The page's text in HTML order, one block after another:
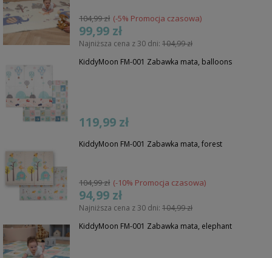
104,99 zł (-5% Promocja czasowa)
99,99 zł
Najniższa cena z 30 dni: 104,99 zł
KiddyMoon FM-001 Zabawka mata, balloons
119,99 zł
KiddyMoon FM-001 Zabawka mata, forest
104,99 zł (-10% Promocja czasowa)
94,99 zł
Najniższa cena z 30 dni: 104,99 zł
KiddyMoon FM-001 Zabawka mata, elephant